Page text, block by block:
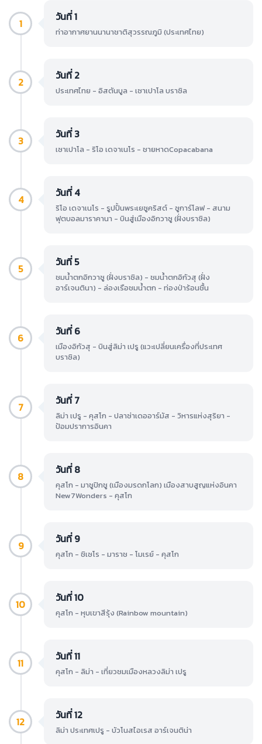
1 วันที่ 1
ท่าอากาศยานนานาชาติสุวรรณภูมิ (ประเทศไทย)
2 วันที่ 2
ประเทศไทย - อิสตันบูล - เซาเปาโล บราซิล
3 วันที่ 3
เซาเปาโล - ริโอ เดจาเนโร - ชายหาดCopacabana
4 วันที่ 4
ริโอ เดจาเนโร - รูปปั้นพระเยซูคริสต์ - ซูการ์โลฟ - สนาม
ฟุตบอลมาราคานา - บินสู่เมืองอิกวาซู (ฝั่งบราซิล)
5 วันที่ 5
ชมน้ำตกอิกวาซู (ฝั่งบราซิล) - ชมน้ำตกอิกัวสุ (ฝั่ง
อาร์เจนตินา) - ล่องเรือชมน้ำตก - ท่องป่าร้อนชื้น
6 วันที่ 6
เมืองอิกัวสุ - บินสู่ลิม่า เปรู (แวะเปลี่ยนเครื่องที่ประเทศ
บราซิล)
7 วันที่ 7
ลิม่า เปรู - คุสโก - ปลาซ่าเดออาร์มัส - วิหารแห่งสุริยา -
ป้อมปราการอินคา
8 วันที่ 8
คุสโก - มาชูปิกชู (เมืองมรดกโลก) เมืองสาบสูญแห่งอินคา
New7Wonders - คุสโก
9 วันที่ 9
คุสโก - ชิเซโร - มาราช - โมเรย์ - คุสโก
10 วันที่ 10
คุสโก - หุบเขาสีรุ้ง (Rainbow mountain)
11 วันที่ 11
คุสโก - ลิม่า - เที่ยวชมเมืองหลวงลิม่า เปรู
12 วันที่ 12
ลิม่า ประเทศเปรู - บัวโนสไอเรส อาร์เจนติน่า